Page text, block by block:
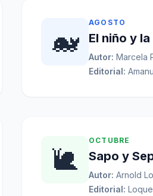
🐋
AGOSTO
El niño y
Autor: Marcela
Editorial:
🐌
OCTUBRE
Sapo y
Autor: Arnold
Editorial: